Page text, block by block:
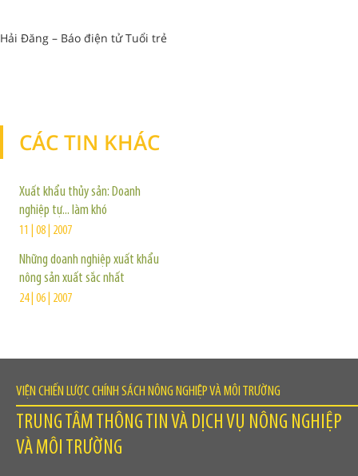
Hải Đăng – Báo điện tử Tuổi trẻ
CÁC TIN KHÁC
Xuất khẩu thủy sản: Doanh
nghiệp tự... làm khó
11 | 08 | 2007
Những doanh nghiệp xuất khẩu
nông sản xuất sắc nhất
24 | 06 | 2007
VIỆN CHIẾN LƯỢC CHÍNH SÁCH NÔNG NGHIỆP VÀ MÔI TRƯỜNG
TRUNG TÂM THÔNG TIN VÀ DỊCH VỤ NÔNG NGHIỆP
VÀ MÔI TRƯỜNG